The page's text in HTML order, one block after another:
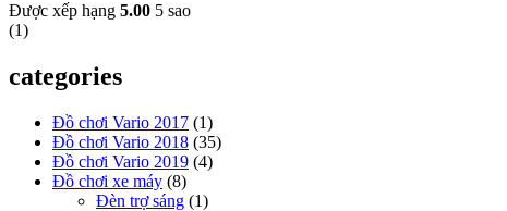
Được xếp hạng 5.00 5 sao
(1)
categories
Đồ chơi Vario 2017 (1)
Đồ chơi Vario 2018 (35)
Đồ chơi Vario 2019 (4)
Đồ chơi xe máy (8)
Đèn trợ sáng (1)